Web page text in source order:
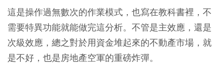
這是操作過無數次的作業模式，也寫在教科書裡，不
需要特異功能就能做完這分析。不管是主效應，還是
次級效應，總之對於用資金堆起來的不動產市場，就
是不好，也是房地產空軍的重磅炸彈。